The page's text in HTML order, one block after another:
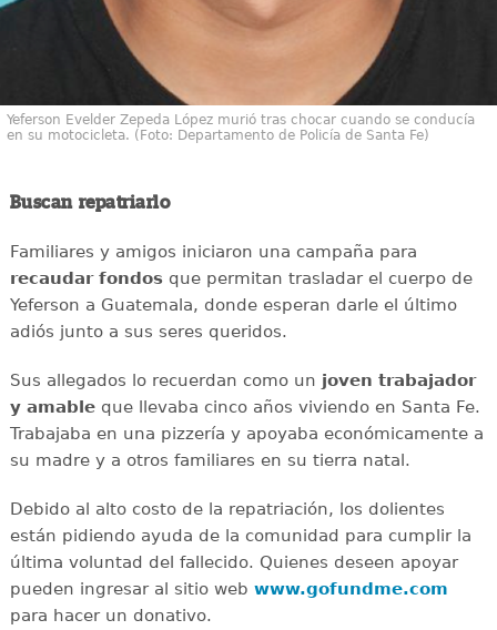
Yeferson Evelder Zepeda López murió tras chocar cuando se conducía
en su motocicleta. (Foto: Departamento de Policía de Santa Fe)
Buscan repatriarlo
Familiares y amigos iniciaron una campaña para
recaudar fondosque permitan trasladar el cuerpo de
Yeferson a Guatemala, donde esperan darle el último
adiós junto a sus seres queridos.
Sus allegados lo recuerdan como un joven trabajador
y amableque llevaba cinco años viviendo en Santa Fe.
Trabajaba en una pizzería y apoyaba económicamente a
su madre y a otros familiares en su tierra natal.
Debido al alto costo de la repatriación, los dolientes
están pidiendo ayuda de la comunidad para cumplir la
última voluntad del fallecido. Quienes deseen apoyar
pueden ingresar al sitio web www.gofundme.com
para hacer un donativo.